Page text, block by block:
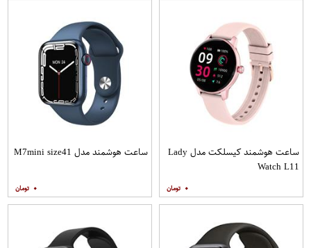
ساعت هوشمند کیسلکت مدل Lady
Watch L11
۰
ساعت هوشمند مدل M7mini size41
۰